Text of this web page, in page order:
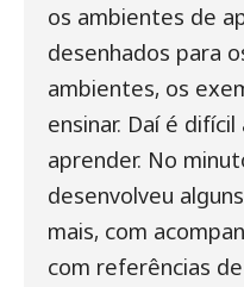
os ambientes de
desenhados para
ambientes, os
ensinar. Daí é
aprender. No
desenvolveu
mais, com
com referências